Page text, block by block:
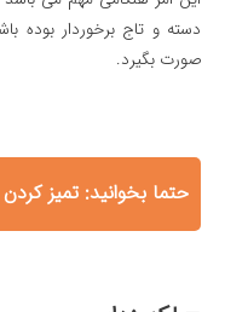
دسته و تاج برخوردار بوده
صورت بگیرد.
حتما بخوانید: تميز